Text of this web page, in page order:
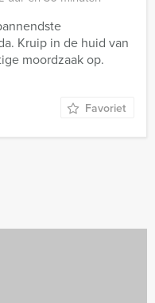
Kruip in de huid van
moordzaak op.
Favoriet